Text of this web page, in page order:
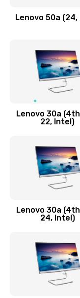
Lenovo 50a
Lenovo 30a
22, Intel)
Lenovo 30a
24, Intel)